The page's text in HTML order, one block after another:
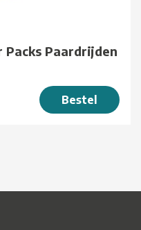
Paardrijden
Bestel